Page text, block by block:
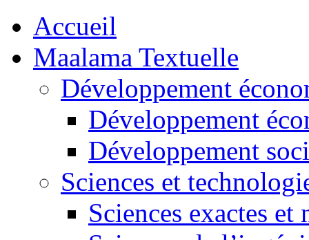
Accueil
Maalama Textuelle
Développement
Développement
Développement
Sciences et
Sciences exactes et